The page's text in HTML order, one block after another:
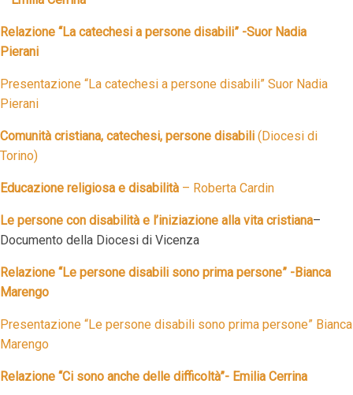
Relazione “La catechesi a persone disabili” -Suor Nadia
Pierani
Presentazione “La catechesi a persone disabili” Suor Nadia
Pierani
Comunità cristiana, catechesi, persone disabili (Diocesi di
Torino)
Educazione religiosa e disabilità – Roberta Cardin
Le persone con disabilità e l’iniziazione alla vita cristiana–
Documento della Diocesi di Vicenza
Relazione “Le persone disabili sono prima persone” -Bianca
Marengo
Presentazione “Le persone disabili sono prima persone” Bianca
Marengo
Relazione “Ci sono anche delle difficoltà”- Emilia Cerrina